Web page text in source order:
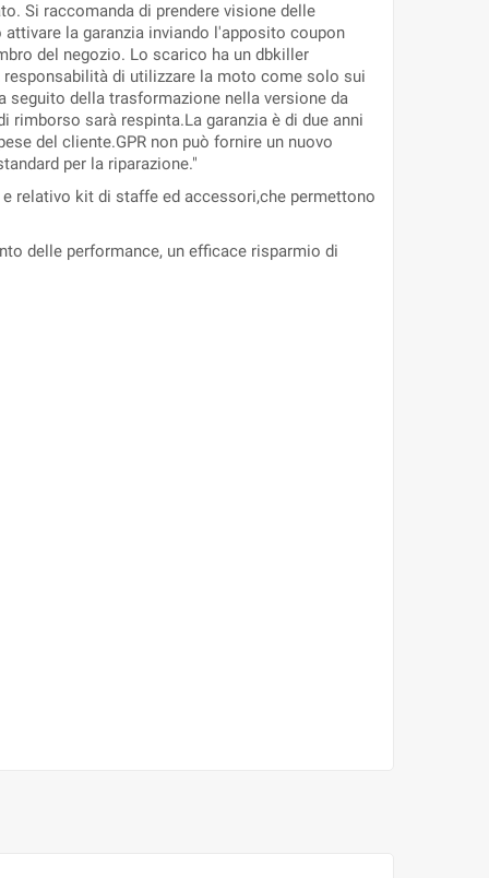
Si raccomanda di prendere visione delle
la garanzia inviando l'apposito coupon
del negozio. Lo scarico ha un dbkiller
di utilizzare la moto come solo sui
seguito della trasformazione nella versione da
sarà respinta.La garanzia è di due anni
del cliente.GPR non può fornire un nuovo
per la riparazione."
relativo kit di staffe ed accessori,che permettono
delle performance, un efficace risparmio di